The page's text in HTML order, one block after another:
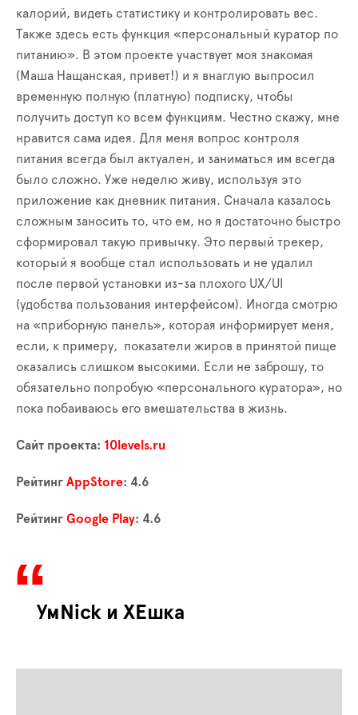
калорий, видеть статистику и контролировать вес.
Также здесь есть функция «персональный куратор по
питанию». В этом проекте участвует моя знакомая
(Маша Нащанская, привет!) и я внаглую выпросил
временную полную (платную) подписку, чтобы
получить доступ ко всем функциям. Честно скажу, мне
нравится сама идея. Для меня вопрос контроля
питания всегда был актуален, и заниматься им всегда
было сложно. Уже неделю живу, используя это
приложение как дневник питания. Сначала казалось
сложным заносить то, что ем, но я достаточно быстро
сформировал такую привычку. Это первый трекер,
который я вообще стал использовать и не удалил
после первой установки из-за плохого UX/UI
(удобства пользования интерфейсом). Иногда смотрю
на «приборную панель», которая информирует меня,
если, к примеру, показатели жиров в принятой пище
оказались слишком высокими. Если не заброшу, то
обязательно попробую «персонального куратора», но
пока побаиваюсь его вмешательства в жизнь.
Сайт проекта: 10levels.ru
Рейтинг AppStore: 4.6
Рейтинг Google Play: 4.6
УмNick и ХЕшка